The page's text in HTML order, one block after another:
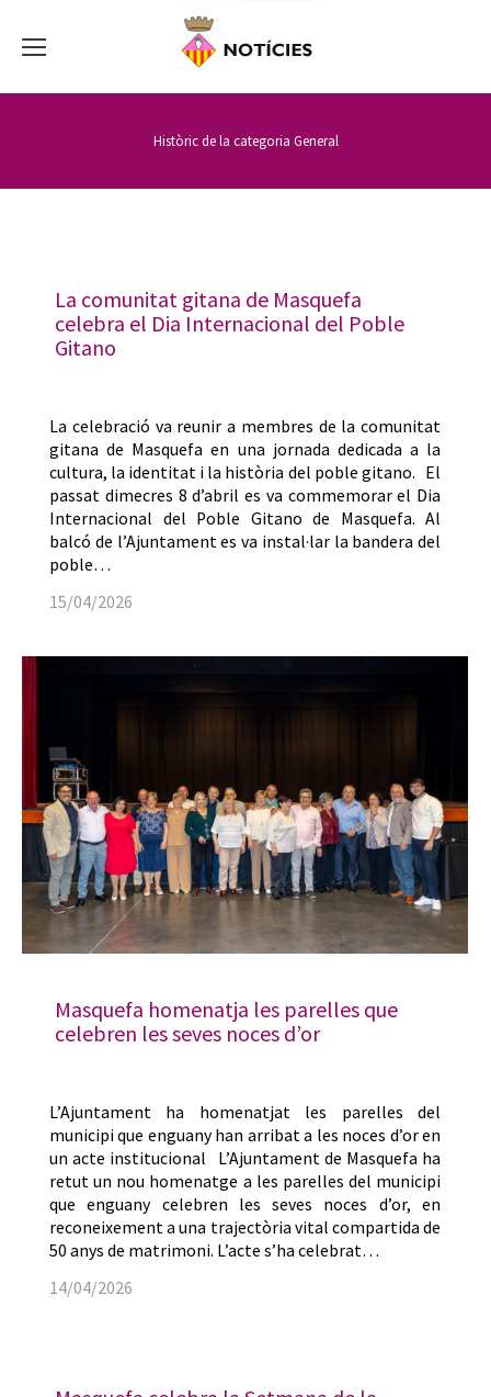
Històric de la categoria General
La comunitat gitana de Masquefa
celebra el Dia Internacional del Poble
Gitano
La celebració va reunir a membres de la comunitat
gitana de Masquefa en una jornada dedicada a la
cultura, la identitat i la història del poble gitano. El
passat dimecres 8 d’abril es va commemorar el Dia
Internacional del Poble Gitano de Masquefa. Al
balcó de l’Ajuntament es va instal·lar la bandera del
poble…
15/04/2026
Masquefa homenatja les parelles que
celebren les seves noces d’or
L’Ajuntament ha homenatjat les parelles del
municipi que enguany han arribat a les noces d’or en
un acte institucional L’Ajuntament de Masquefa ha
retut un nou homenatge a les parelles del municipi
que enguany celebren les seves noces d’or, en
reconeixement a una trajectòria vital compartida de
50 anys de matrimoni. L’acte s’ha celebrat…
14/04/2026